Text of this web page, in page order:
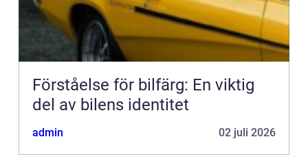
Förståelse för bilfärg: En viktig
del av bilens identitet
admin 02 juli 2026